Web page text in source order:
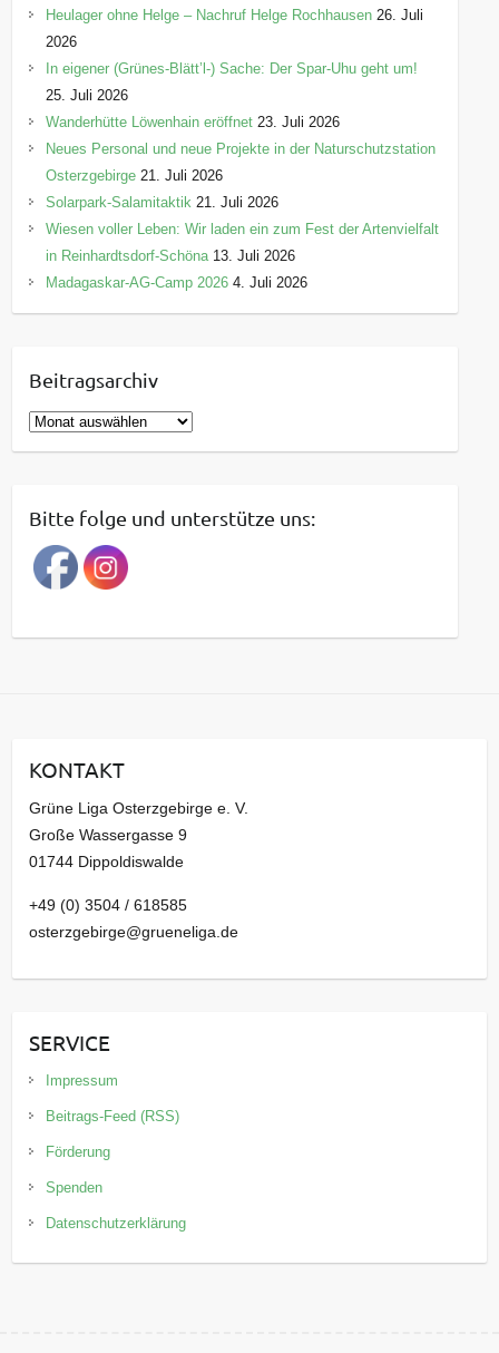
Heulager ohne Helge – Nachruf Helge Rochhausen 26. Juli
2026
In eigener (Grünes-Blätt’l-) Sache: Der Spar-Uhu geht um!
25. Juli 2026
Wanderhütte Löwenhain eröffnet 23. Juli 2026
Neues Personal und neue Projekte in der Naturschutzstation
Osterzgebirge 21. Juli 2026
Solarpark-Salamitaktik 21. Juli 2026
Wiesen voller Leben: Wir laden ein zum Fest der Artenvielfalt
in Reinhardtsdorf-Schöna 13. Juli 2026
Madagaskar-AG-Camp 2026 4. Juli 2026
Beitragsarchiv
B
e
r
a
g
a
v
Bitte folge und unterstütze uns:
KONTAKT
Grüne Liga Osterzgebirge e. V.
Große Wassergasse 9
01744 Dippoldiswalde
+49 (0) 3504 / 618585
osterzgebirge@grueneliga.de
SERVICE
Impressum
Beitrags-Feed (RSS)
Förderung
Spenden
Datenschutzerklärung